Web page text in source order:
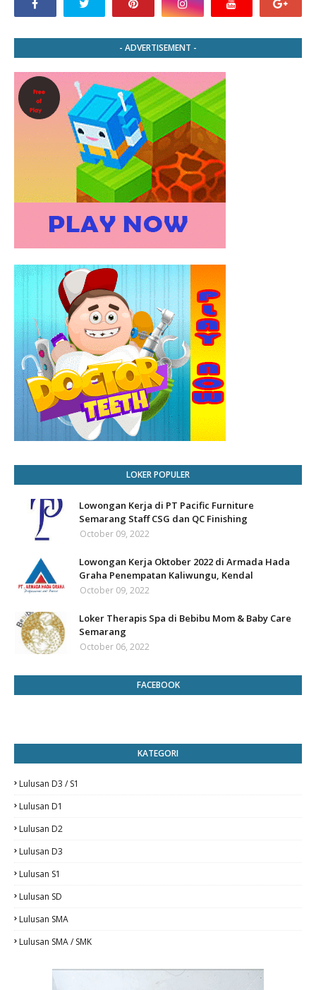
- ADVERTISEMENT -
LOKER POPULER
Lowongan Kerja di PT Pacific Furniture
Semarang Staff CSG dan QC Finishing
October 09, 2022
Lowongan Kerja Oktober 2022 di Armada Hada
Graha Penempatan Kaliwungu, Kendal
October 09, 2022
Loker Therapis Spa di Bebibu Mom & Baby Care
Semarang
October 06, 2022
FACEBOOK
KATEGORI
Lulusan D3 / S1
Lulusan D1
Lulusan D2
Lulusan D3
Lulusan S1
Lulusan SD
Lulusan SMA
Lulusan SMA / SMK